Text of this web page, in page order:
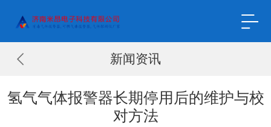
新闻资讯
氢气气体报警器长期停用后的维护与校
对方法